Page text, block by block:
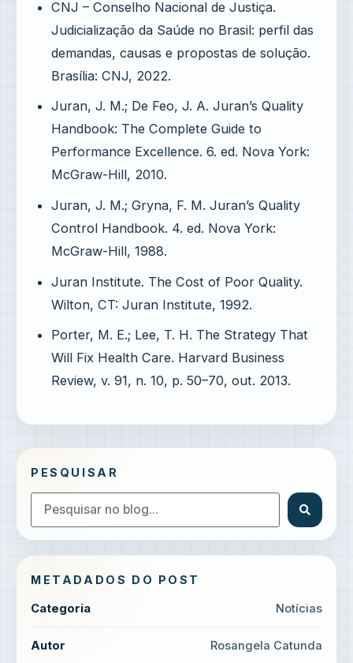
CNJ – Conselho Nacional de Justiça.
Judicialização da Saúde no Brasil: perfil das
demandas, causas e propostas de solução.
Brasília: CNJ, 2022.
Juran, J. M.; De Feo, J. A. Juran’s Quality
Handbook: The Complete Guide to
Performance Excellence. 6. ed. Nova York:
McGraw-Hill, 2010.
Juran, J. M.; Gryna, F. M. Juran’s Quality
Control Handbook. 4. ed. Nova York:
McGraw-Hill, 1988.
Juran Institute. The Cost of Poor Quality.
Wilton, CT: Juran Institute, 1992.
Porter, M. E.; Lee, T. H. The Strategy That
Will Fix Health Care. Harvard Business
Review, v. 91, n. 10, p. 50–70, out. 2013.
PESQUISAR
METADADOS DO POST
Categoria Notícias
Autor Rosangela Catunda